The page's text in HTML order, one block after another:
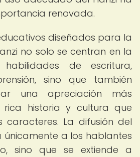
renovada.
diseñados para la
no solo se centran en la
de escritura,
sino que también
una apreciación más
historia y cultura que
caracteres. La difusión del
únicamente a los hablantes
sino que se extiende a